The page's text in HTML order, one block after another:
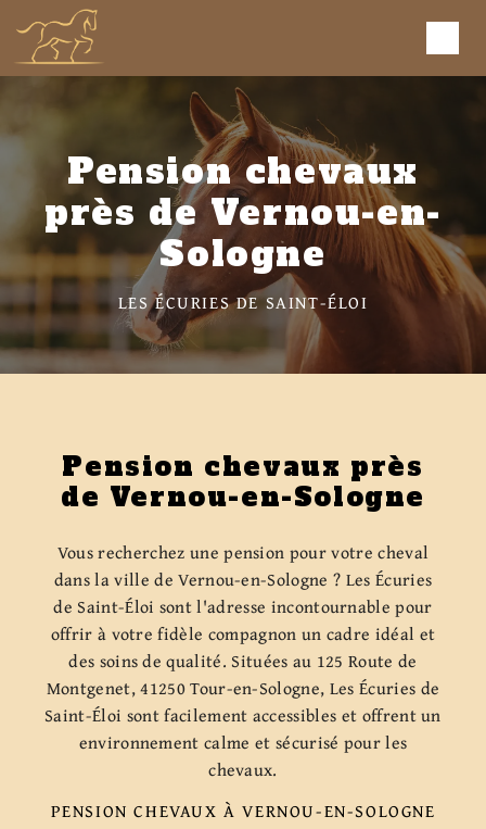
Pension chevaux
près de Vernou-en-
Sologne
LES ÉCURIES DE SAINT-ÉLOI
Pension chevaux près
de Vernou-en-Sologne
Vous recherchez une pension pour votre cheval
dans la ville de Vernou-en-Sologne ? Les Écuries
de Saint-Éloi sont l'adresse incontournable pour
offrir à votre fidèle compagnon un cadre idéal et
des soins de qualité. Situées au 125 Route de
Montgenet, 41250 Tour-en-Sologne, Les Écuries de
Saint-Éloi sont facilement accessibles et offrent un
environnement calme et sécurisé pour les
chevaux.
PENSION CHEVAUX À VERNOU-EN-SOLOGNE
Panneau de gestion des cookies